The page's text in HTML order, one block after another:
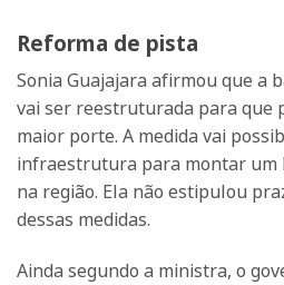
Reforma de pista
Sonia Guajajara afirmou que a
vai ser reestruturada para que
maior porte. A medida vai
infraestrutura para montar um
na região. Ela não estipulou
dessas medidas.
Ainda segundo a ministra, o